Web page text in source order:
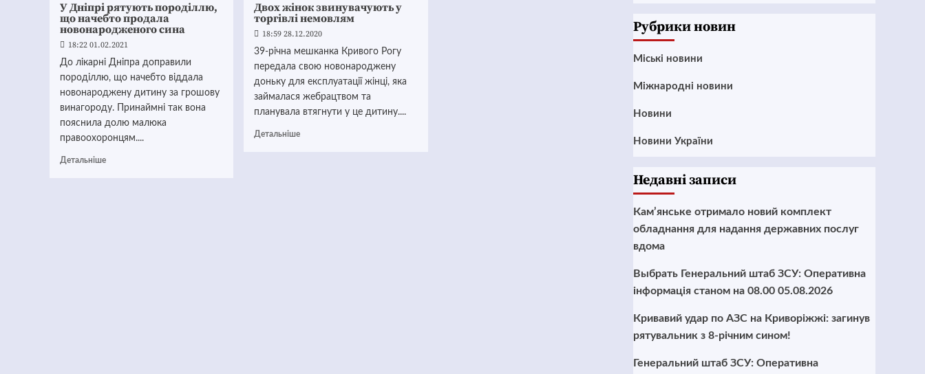
У Дніпрі рятують породіллю,
що начебто продала
новонародженого сина
18:22 01.02.2021
До лікарні Дніпра доправили
породіллю, що начебто віддала
новонароджену дитину за грошову
винагороду. Принаймні так вона
пояснила долю малюка
правоохоронцям....
Детальніше
Двох жінок звинувачують у
торгівлі немовлям
18:59 28.12.2020
39-річна мешканка Кривого Рогу
передала свою новонароджену
доньку для експлуатації жінці, яка
займалася жебрацтвом та
планувала втягнути у це дитину....
Детальніше
Рубрики новин
Mіські новини
Міжнародні новини
Новини
Новини України
Недавні записи
Кам’янське отримало новий комплект
обладнання для надання державних послуг
вдома
Выбрать Генеральний штаб ЗСУ: Оперативна
інформація станом на 08.00 05.08.2026
Кривавий удар по АЗС на Криворіжжі: загинув
рятувальник з 8-річним сином!
Генеральний штаб ЗСУ: Оперативна